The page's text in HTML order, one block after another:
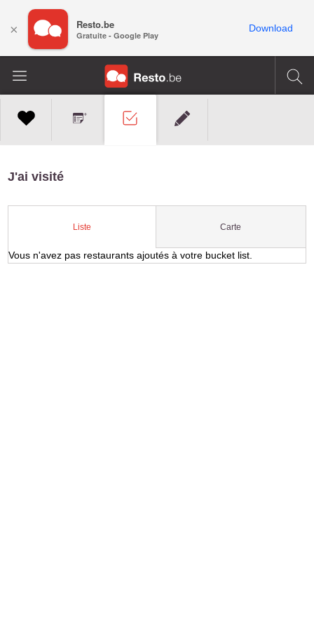
J'ai visité
Liste Carte
Vous n'avez pas restaurants ajoutés à votre bucket list.
× Resto.be
Gratuite - Google Play
Download